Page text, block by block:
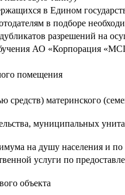
в Едином
в подборе
разрешений на
АО «Корпорация
помещения
средств) материнского
муниципальных
на душу населения и
услуги по
объекта